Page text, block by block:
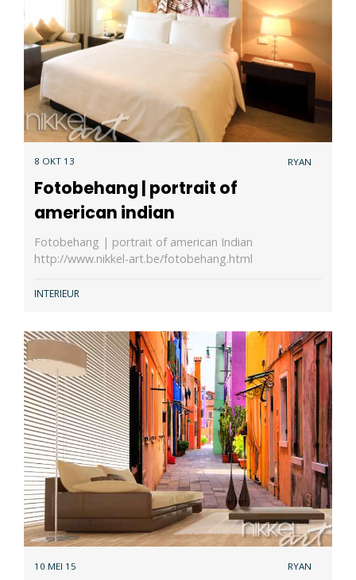
8 OKT 13 RYAN
Fotobehang | portrait of
american indian
Fotobehang | portrait of american Indian
http://www.nikkel-art.be/fotobehang.html
INTERIEUR
10 MEI 15 RYAN